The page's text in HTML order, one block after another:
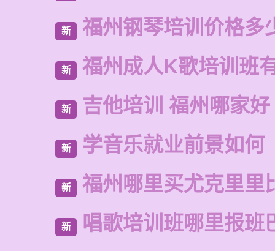
新 福州钢琴培训价格多
新 福州成人K歌培训班
新 吉他培训 福州哪家好
新 学音乐就业前景如何
新 福州哪里买尤克里里
新 唱歌培训班哪里报班